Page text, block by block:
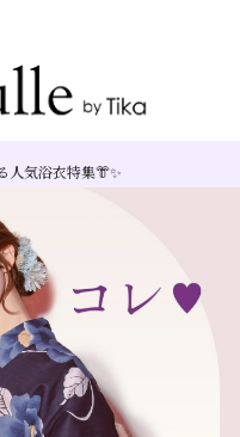
気浴衣特集👘✨